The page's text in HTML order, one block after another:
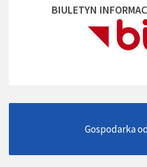
BIULETYN
Gospodarka